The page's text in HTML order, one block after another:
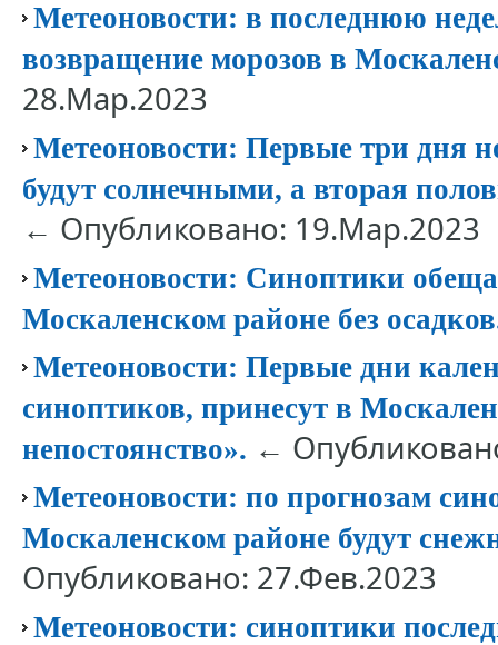
Метеоновости: в последнюю
возвращение морозов в
28.Мар.2023
Метеоновости: Первые три дня
будут солнечными, а вторая
← Опубликовано: 19.Мар.2023
Метеоновости: Синоптики
Москаленском районе без
Метеоновости: Первые дни
синоптиков, принесут в
непостоянство». ←
Метеоновости: по прогнозам
Москаленском районе будут
Опубликовано: 27.Фев.2023
Метеоновости: синоптики